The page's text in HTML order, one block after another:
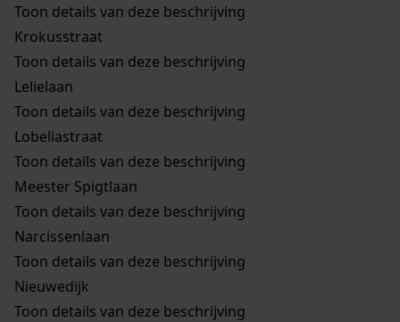
Toon details van deze beschrijving
Krokusstraat
Toon details van deze beschrijving
Lelielaan
Toon details van deze beschrijving
Lobeliastraat
Toon details van deze beschrijving
Meester Spigtlaan
Toon details van deze beschrijving
Narcissenlaan
Toon details van deze beschrijving
Nieuwedijk
Toon details van deze beschrijving